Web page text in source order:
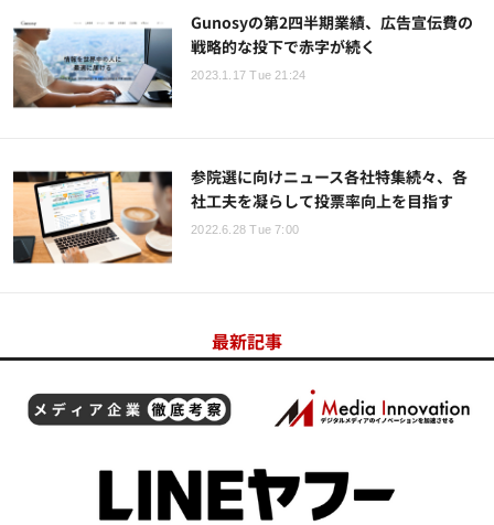
Gunosyの第2四半期業績、広告宣伝費の
戦略的な投下で赤字が続く
2023.1.17 Tue 21:24
参院選に向けニュース各社特集続々、各
社工夫を凝らして投票率向上を目指す
2022.6.28 Tue 7:00
最新記事